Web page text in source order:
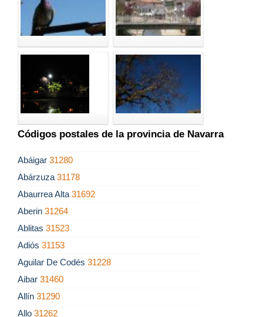
Códigos postales de la provincia de Navarra
Abáigar 31280
Abárzuza 31178
Abaurrea Alta 31692
Aberin 31264
Ablitas 31523
Adiós 31153
Aguilar De Codés 31228
Aibar 31460
Allín 31290
Allo 31262